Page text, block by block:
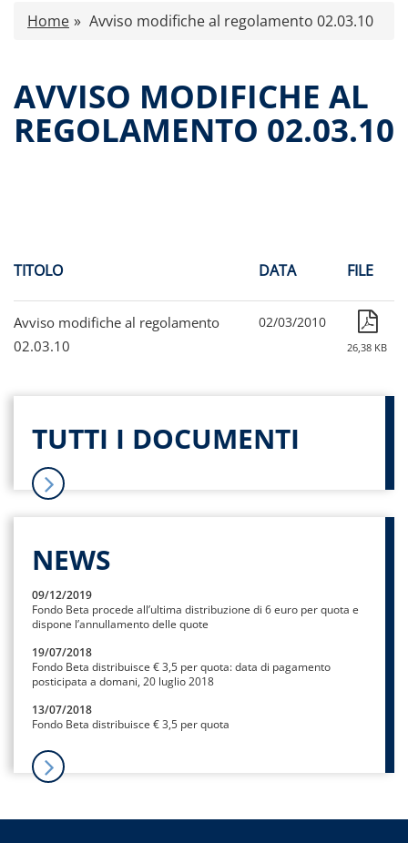
Caratteristiche
Proventi distribuiti
Documenti di offerta
Archivio documenti
Home Avviso modifiche al regolamento 02.03.10
AVVISO MODIFICHE AL
REGOLAMENTO 02.03.10
TITOLO DATA FILE
Avviso modifiche al regolamento
02.03.10
02/03/2010
26,38 KB
TUTTI I DOCUMENTI
NEWS
09/12/2019
Fondo Beta procede all’ultima distribuzione di 6 euro per quota e
dispone l’annullamento delle quote
19/07/2018
Fondo Beta distribuisce € 3,5 per quota: data di pagamento
posticipata a domani, 20 luglio 2018
13/07/2018
Fondo Beta distribuisce € 3,5 per quota